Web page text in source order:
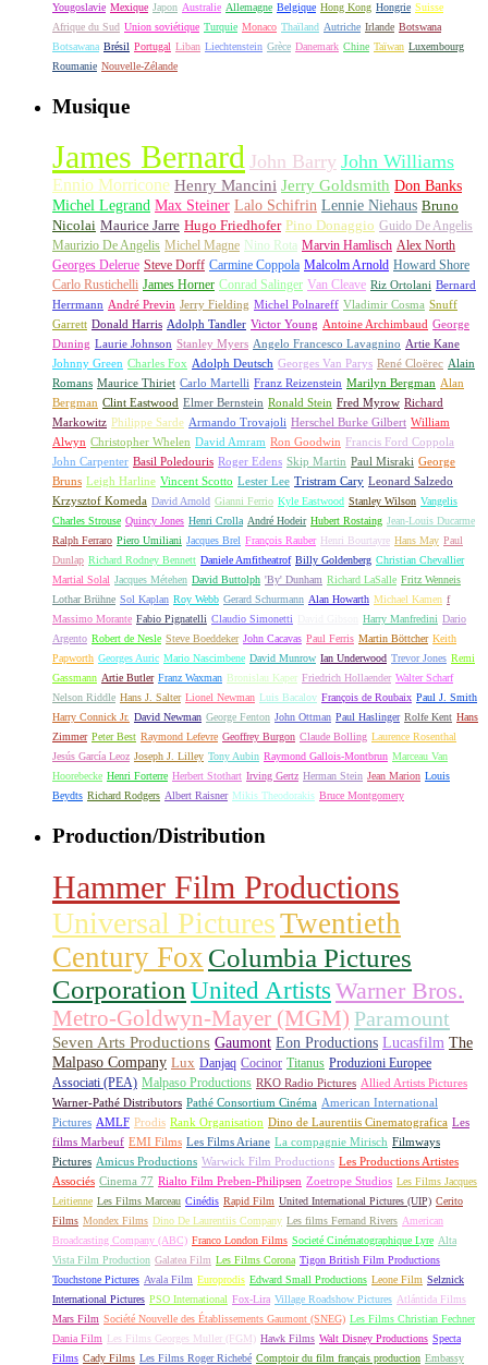
Yougoslavie Mexique Japon Australie Allemagne Belgique Hong Kong Hongrie Suisse
Afrique du Sud Union soviétique Turquie Monaco Thaïland Autriche Irlande Botswana
Botsawana Brésil Portugal Liban Liechtenstein Grèce Danemark Chine Taïwan Luxembourg
Roumanie Nouvelle-Zélande
Musique
James Bernard John Barry John Williams
Ennio Morricone Henry Mancini Jerry Goldsmith Don Banks
Michel Legrand Max Steiner Lalo Schifrin Lennie Niehaus Bruno
Nicolai Maurice Jarre Hugo Friedhofer Pino Donaggio Guido De Angelis
Maurizio De Angelis Michel Magne Nino Rota Marvin Hamlisch Alex North
Georges Delerue Steve Dorff Carmine Coppola Malcolm Arnold Howard Shore
Carlo Rustichelli James Horner Conrad Salinger Van Cleave Riz Ortolani Bernard
Herrmann André Previn Jerry Fielding Michel Polnareff Vladimir Cosma Snuff
Garrett Donald Harris Adolph Tandler Victor Young Antoine Archimbaud George
Duning Laurie Johnson Stanley Myers Angelo Francesco Lavagnino Artie Kane
Johnny Green Charles Fox Adolph Deutsch Georges Van Parys René Cloërec Alain
Romans Maurice Thiriet Carlo Martelli Franz Reizenstein Marilyn Bergman Alan
Bergman Clint Eastwood Elmer Bernstein Ronald Stein Fred Myrow Richard
Markowitz Philippe Sarde Armando Trovajoli Herschel Burke Gilbert William
Alwyn Christopher Whelen David Amram Ron Goodwin
Francis Ford Coppola
John Carpenter Basil Poledouris Roger Edens Skip Martin Paul Misraki George
Bruns Leigh Harline Vincent Scotto Lester Lee Tristram Cary Leonard Salzedo
Krzysztof Komeda David Arnold Gianni Ferrio Kyle Eastwood Stanley Wilson Vangelis
Charles Strouse Quincy Jones Henri Crolla André Hodeir Hubert Rostaing Jean-Louis Ducarme
Ralph Ferraro Piero Umiliani Jacques Brel François Rauber Henri Bourtayre Hans May Paul
Dunlap Richard Rodney Bennett Daniele Amfitheatrof Billy Goldenberg Christian Chevallier
Martial Solal Jacques Métehen David Buttolph 'By' Dunham Richard LaSalle Fritz Wenneis
Lothar Brühne Sol Kaplan Roy Webb Gerard Schurmann Alan Howarth Michael Kamen f
Massimo Morante Fabio Pignatelli Claudio Simonetti Harry Manfredini Dario
Argento Robert de Nesle Steve Boeddeker John Cacavas Paul Ferris Martin Böttcher Keith
Papworth Georges Auric Mario Nascimbene David Munrow Ian Underwood Trevor Jones Remi
Gassmann Artie Butler Franz Waxman Bronislau Kaper Friedrich Hollaender Walter Scharf
Nelson Riddle Hans J. Salter Lionel Newman Luis Bacalov François de Roubaix Paul J. Smith
Harry Connick Jr. David Newman George Fenton John Ottman Paul Haslinger Rolfe Kent Hans
Zimmer Peter Best Raymond Lefevre Geoffrey Burgon Claude Bolling Laurence Rosenthal
Jesús García Leoz Joseph J. Lilley Tony Aubin Raymond Gallois-Montbrun Marceau Van
Hoorebecke Henri Forterre Herbert Stothart Irving Gertz Herman Stein Jean Marion Louis
Beydts Richard Rodgers Albert Raisner Mikis Theodorakis Bruce Montgomery
Production/Distribution
Hammer Film Productions
Universal PicturesTwentieth
Century Fox Columbia Pictures
Corporation United Artists Warner Bros.
Metro-Goldwyn-Mayer (MGM) Paramount
Seven Arts Productions Gaumont Eon Productions Lucasfilm The
Malpaso Company Lux Danjaq Cocinor Titanus Produzioni Europee
Associati (PEA) Malpaso Productions RKO Radio Pictures Allied Artists Pictures
Warner-Pathé Distributors Pathé Consortium Cinéma American International
Pictures AMLF Prodis Rank Organisation Dino de Laurentiis Cinematografica Les
films Marbeuf EMI Films Les Films Ariane La compagnie Mirisch Filmways
Pictures Amicus Productions Warwick Film Productions Les Productions Artistes
Associés Cinema 77 Rialto Film Preben-Philipsen Zoetrope Studios Les Films Jacques
Leitienne Les Films Marceau Cinédis Rapid Film United International Pictures (UIP) Cerito
Films Mondex Films Dino De Laurentiis Company Les films Fernand Rivers American
Broadcasting Company (ABC) Franco London Films Societé Cinématographique Lyre Alta
Vista Film Production Galatea Film Les Films Corona Tigon British Film Productions
Touchstone Pictures Avala Film Europrodis Edward Small Productions Leone Film Selznick
International Pictures PSO International Fox-Lira Village Roadshow Pictures Atlántida Films
Mars Film Société Nouvelle des Établissements Gaumont (SNEG) Les Films Christian Fechner
Dania Film Les Films Georges Muller (FGM) Hawk Films Walt Disney Productions Specta
Films Cady Films Les Films Roger Richebé Comptoir du film français production Embassy